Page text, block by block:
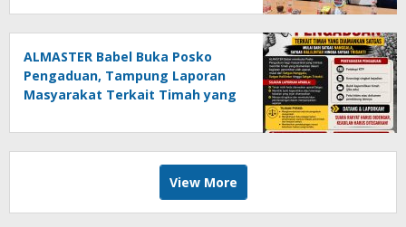
Agustina
ALMASTER Babel Buka Posko
Pengaduan, Tampung Laporan
Masyarakat Terkait Timah yang
View More